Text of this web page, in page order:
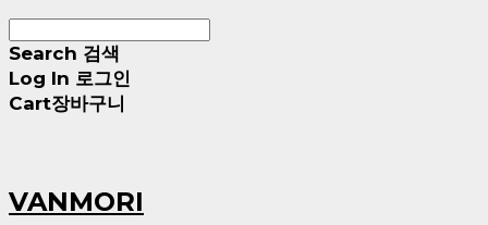
Search 검색
Log In 로그인
Cart장바구니
VANMORI